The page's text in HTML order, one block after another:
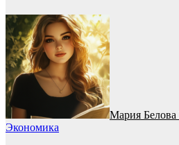
Мария Белова
Экономика